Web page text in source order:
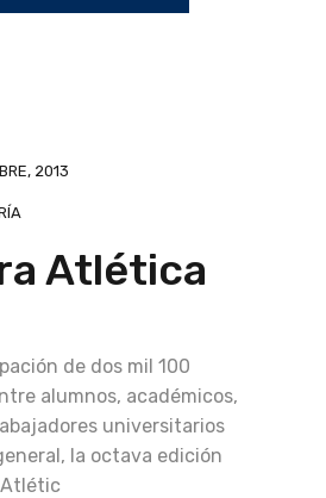
2013
Atlética
de dos mil 100
alumnos, académicos,
universitarios
la octava edición
Atlétic